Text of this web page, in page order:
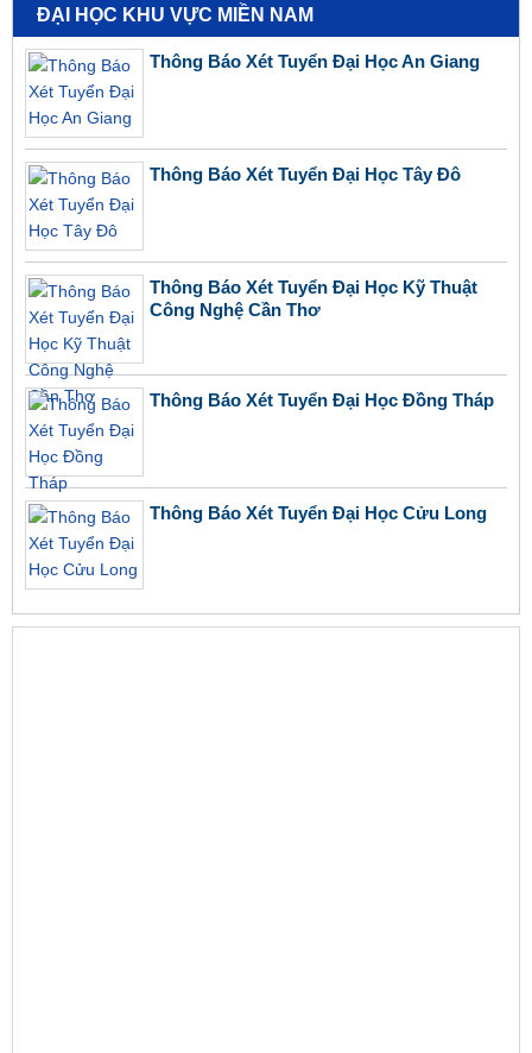
ĐẠI HỌC KHU VỰC MIỀN NAM
Thông Báo Xét Tuyển Đại Học An Giang
Thông Báo Xét Tuyển Đại Học Tây Đô
Thông Báo Xét Tuyển Đại Học Kỹ Thuật
Công Nghệ Cần Thơ
Thông Báo Xét Tuyển Đại Học Đồng Tháp
Thông Báo Xét Tuyển Đại Học Cửu Long